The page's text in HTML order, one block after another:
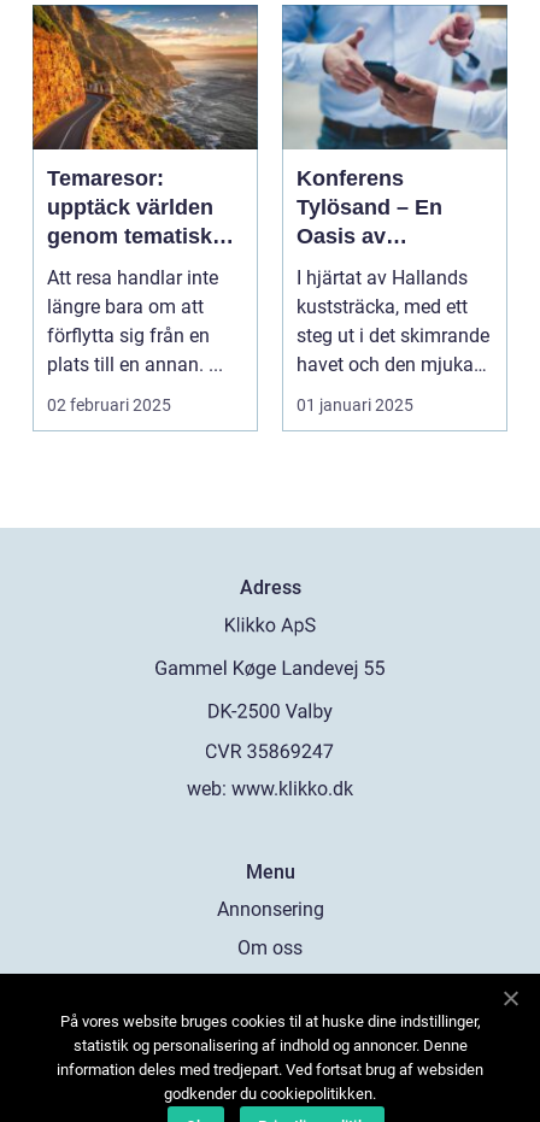
Temaresor:
upptäck världen
genom tematiska
upplevelser
Att resa handlar inte
längre bara om att
förflytta sig från en
plats till en annan. ...
02 februari 2025
Konferens
Tylösand – En
Oasis av
Möjligheter
I hjärtat av Hallands
kuststräcka, med ett
steg ut i det skimrande
havet och den mjuka
san...
01 januari 2025
Adress
web: www.klikko.dk
Menu
Annonsering
Om oss
Kontakta oss
Sitemap
På vores website bruges cookies til at huske dine indstillinger,
statistik og personalisering af indhold og annoncer. Denne
information deles med tredjepart. Ved fortsat brug af websiden
godkender du cookiepolitikken.